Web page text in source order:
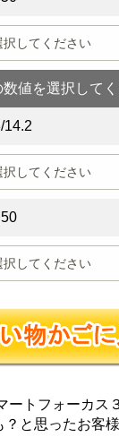
数値を選択して
14.2
ートフォーカス
？と思ったお客